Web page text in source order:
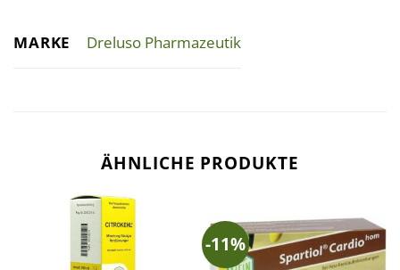
MARKE Dreluso Pharmazeutik
ÄHNLICHE PRODUKTE
-11%